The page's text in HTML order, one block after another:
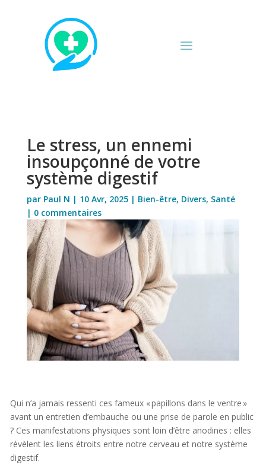
Le stress, un ennemi
insoupçonné de votre
système digestif
par Paul N | 10 Avr, 2025| Bien-être, Divers, Santé
| 0 commentaires
Qui n’a jamais ressenti ces fameux « papillons dans le ventre »
avant un entretien d’embauche ou une prise de parole en public
? Ces manifestations physiques sont loin d’être anodines : elles
révèlent les liens étroits entre notre cerveau et notre système
digestif.